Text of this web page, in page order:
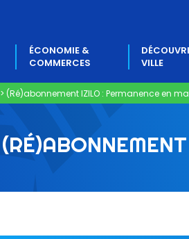
ÉCONOMIE &
COMMERCES
VILLE
> (Ré)abonnement IZILO : Permanence en